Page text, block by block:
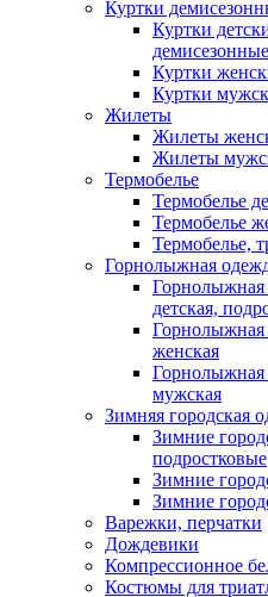
Куртки
Куртки
демисезонные
Куртки
Куртки
Жилеты
Жилеты
Жилеты
Термобелье
Термобелье
Термобелье
Термобелье,
Горнолыжная
Горнолыжная
детская,
Горнолыжная
женская
Горнолыжная
мужская
Зимняя городская
Зимние
подростковые
Зимние
Зимние
Варежки, перчатки
Дождевики
Компрессионное
Костюмы для